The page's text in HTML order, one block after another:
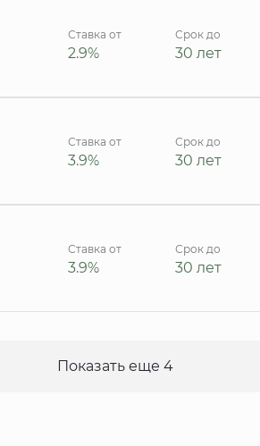
Ставка от
2.9%
Срок до
30 лет
Ставка от
3.9%
Срок до
30 лет
Ставка от
3.9%
Срок до
30 лет
Показать еще 4